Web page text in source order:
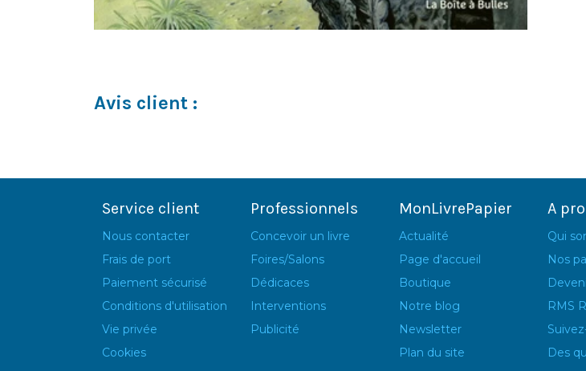
Avis client :
Service client
Nous contacter
Frais de port
Paiement sécurisé
Conditions d'utilisation
Vie privée
Cookies
Professionnels
Concevoir un livre
Foires/Salons
Dédicaces
Interventions
Publicité
MonLivrePapier
Actualité
Page d'accueil
Boutique
Notre blog
Newsletter
Plan du site
A
Qui
Nos
RMS
Des